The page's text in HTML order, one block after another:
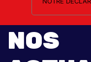
NOS